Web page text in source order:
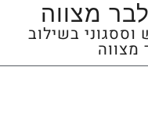
מצווה
בשילוב
מצווה